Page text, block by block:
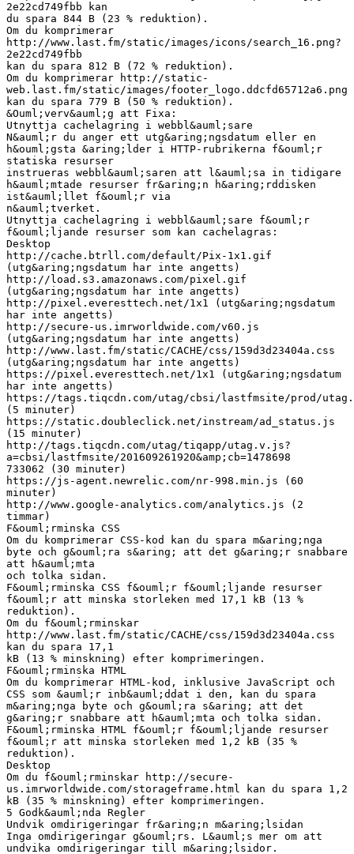
2e22cd749fbb kan
du spara 844 B (23 % reduktion).
Om du komprimerar
http://www.last.fm/static/images/icons/search_16.png?
2e22cd749fbb
kan du spara 812 B (72 % reduktion).
Om du komprimerar http://static-
web.last.fm/static/images/footer_logo.ddcfd65712a6.png
kan du spara 779 B (50 % reduktion).
&Ouml;verv&auml;g att Fixa:
Utnyttja cachelagring i webbl&auml;sare
N&auml;r du anger ett utg&aring;ngsdatum eller en
h&ouml;gsta &aring;lder i HTTP-rubrikerna f&ouml;r
statiska resurser
instrueras webbl&auml;saren att l&auml;sa in tidigare
h&auml;mtade resurser fr&aring;n h&aring;rddisken
ist&auml;llet f&ouml;r via
n&auml;tverket.
Utnyttja cachelagring i webbl&auml;sare f&ouml;r
f&ouml;ljande resurser som kan cachelagras:
Desktop
http://cache.btrll.com/default/Pix-1x1.gif
(utg&aring;ngsdatum har inte angetts)
http://load.s3.amazonaws.com/pixel.gif
(utg&aring;ngsdatum har inte angetts)
http://pixel.everesttech.net/1x1 (utg&aring;ngsdatum
har inte angetts)
http://secure-us.imrworldwide.com/v60.js
(utg&aring;ngsdatum har inte angetts)
http://www.last.fm/static/CACHE/css/159d3d23404a.css
(utg&aring;ngsdatum har inte angetts)
https://pixel.everesttech.net/1x1 (utg&aring;ngsdatum
har inte angetts)
https://tags.tiqcdn.com/utag/cbsi/lastfmsite/prod/
(5 minuter)
https://static.doubleclick.net/instream/ad_status.js
(15 minuter)
http://tags.tiqcdn.com/utag/tiqapp/utag.v.js?
a=cbsi/lastfmsite/201609261920&amp;cb=1478698
733062 (30 minuter)
https://js-agent.newrelic.com/nr-998.min.js (60
minuter)
http://www.google-analytics.com/analytics.js (2
timmar)
F&ouml;rminska CSS
Om du komprimerar CSS-kod kan du spara m&aring;nga
byte och g&ouml;ra s&aring; att det g&aring;r snabbare
att h&auml;mta
och tolka sidan.
F&ouml;rminska CSS f&ouml;r f&ouml;ljande resurser
f&ouml;r att minska storleken med 17,1 kB (13 %
reduktion).
Om du f&ouml;rminskar
http://www.last.fm/static/CACHE/css/159d3d23404a.css
kan du spara 17,1
kB (13 % minskning) efter komprimeringen.
F&ouml;rminska HTML
Om du komprimerar HTML-kod, inklusive JavaScript och
CSS som &auml;r inb&auml;ddat i den, kan du spara
m&aring;nga byte och g&ouml;ra s&aring; att det
g&aring;r snabbare att h&auml;mta och tolka sidan.
F&ouml;rminska HTML f&ouml;r f&ouml;ljande resurser
f&ouml;r att minska storleken med 1,2 kB (35 %
reduktion).
Desktop
Om du f&ouml;rminskar http://secure-
us.imrworldwide.com/storageframe.html kan du spara 1,2
kB (35 % minskning) efter komprimeringen.
5 Godk&auml;nda Regler
Undvik omdirigeringar fr&aring;n m&aring;lsidan
Inga omdirigeringar g&ouml;rs. L&auml;s mer om att
undvika omdirigeringar till m&aring;lsidor.